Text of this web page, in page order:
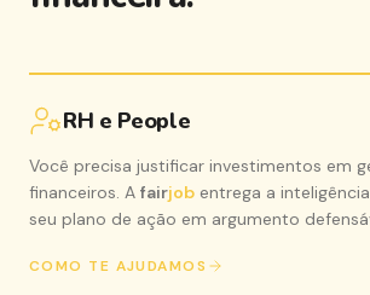
RH e People
Você precisa justificar investimentos em
financeiros. A fairjob entrega a
seu plano de ação em argumento
COMO TE AJUDAMOS